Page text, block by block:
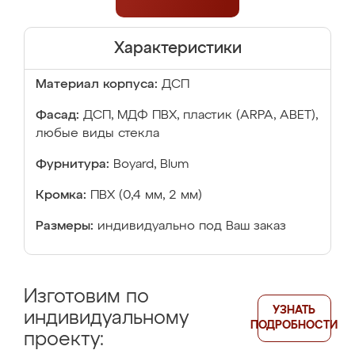
Характеристики
Материал корпуса: ДСП
Фасад: ДСП, МДФ ПВХ, пластик (ARPA, ABET),
любые виды стекла
Фурнитура: Boyard, Blum
Кромка: ПВХ (0,4 мм, 2 мм)
Размеры: индивидуально под Ваш заказ
Изготовим по
индивидуальному
проекту:
УЗНАТЬ
ПОДРОБНОСТИ